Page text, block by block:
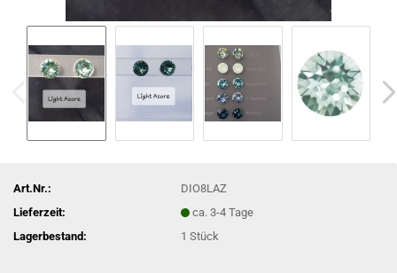
Art.Nr.:
DIO8LAZ
Lieferzeit:
ca. 3-4 Tage
Lagerbestand:
1Stück